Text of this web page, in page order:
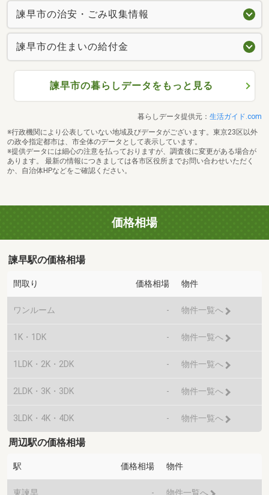
諫早市の治安・ごみ収集情報
諫早市の住まいの給付金
諫早市の暮らしデータをもっと見る
暮らしデータ提供元： 生活ガイド.com
※行政機関により公表していない地域及びデータがございます。東京23区以外
の政令指定都市は、市全体のデータとして表示しています。
※提供データには細心の注意を払っておりますが、調査後に変更がある場合が
あります。 最新の情報につきましては各市区役所までお問い合わせいただく
か、自治体HPなどをご確認ください。
価格相場
諫早駅の価格相場
間取り 価格相場 物件
ワンルーム - 物件一覧へ
1K・1DK - 物件一覧へ
1LDK・2K・2DK - 物件一覧へ
2LDK・3K・3DK - 物件一覧へ
3LDK・4K・4DK - 物件一覧へ
周辺駅の価格相場
駅 価格相場 物件
東諫早 -